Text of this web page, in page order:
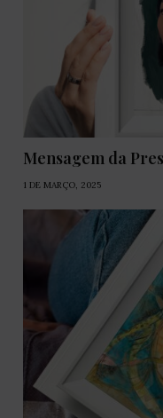
Mensagem da
1 DE MARÇO, 2025